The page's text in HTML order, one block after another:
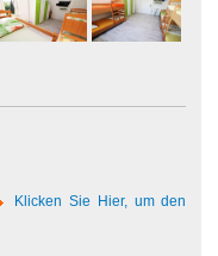
Klicken Sie Hier, um den